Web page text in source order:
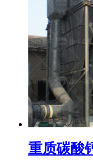
重质碳酸